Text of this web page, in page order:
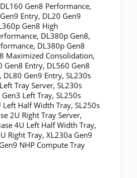
Gen8 Performance,
Entry, DL20 Gen9
Gen8 High
DL380p Gen8,
DL380p Gen8
Maximized Consolidation,
Gen8 Entry, DL560 Gen8
Gen9 Entry, SL230s
Tray Server, SL230s
Left Tray, SL250s
Left Half Width Tray, SL250s
2U Right Tray Server,
4U Left Half Width Tray,
Right Tray, XL230a Gen9
NHP Compute Tray